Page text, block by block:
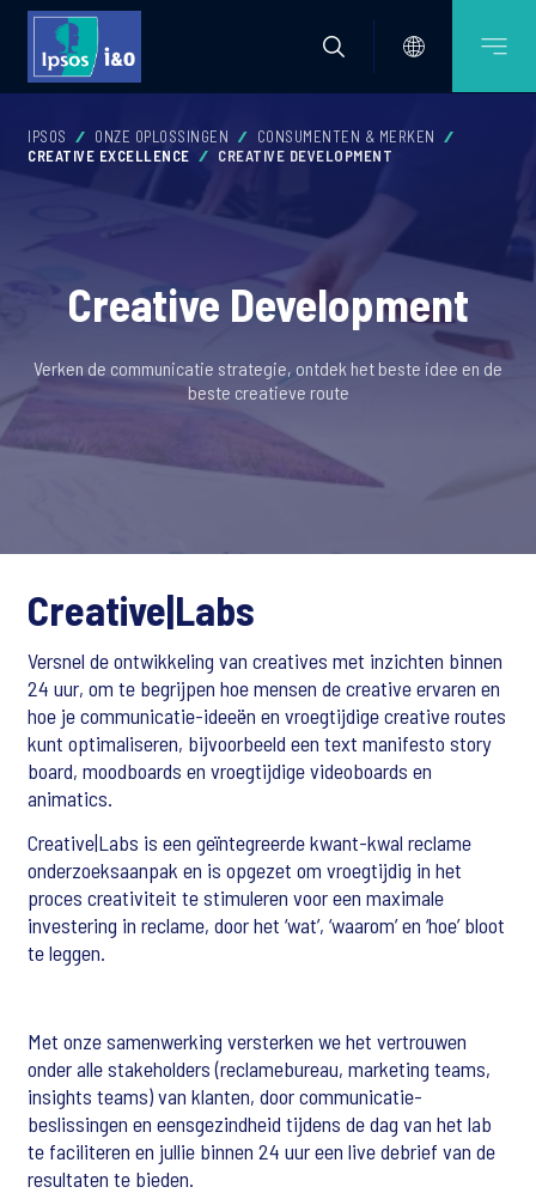
IPSOS ONZE OPLOSSINGEN
CONSUMENTEN & MERKEN
CREATIVE EXCELLENCE
CREATIVE DEVELOPMENT
Creative Development
Verken de communicatie strategie, ontdek het beste idee en de
beste creatieve route
Creative|Labs
Versnel de ontwikkeling van creatives met inzichten binnen
24 uur, om te begrijpen hoe mensen de creative ervaren en
hoe je communicatie-ideeën en vroegtijdige creative routes
kunt optimaliseren, bijvoorbeeld een text manifesto story
board, moodboards en vroegtijdige videoboards en
animatics.
Creative|Labs is een geïntegreerde kwant-kwal reclame
onderzoeksaanpak en is opgezet om vroegtijdig in het
proces creativiteit te stimuleren voor een maximale
investering in reclame, door het ‘wat’, ‘waarom’ en ‘hoe’ bloot
te leggen.
Met onze samenwerking versterken we het vertrouwen
onder alle stakeholders (reclamebureau, marketing teams,
insights teams) van klanten, door communicatie-
beslissingen en eensgezindheid tijdens de dag van het lab
te faciliteren en jullie binnen 24 uur een live debrief van de
resultaten te bieden.